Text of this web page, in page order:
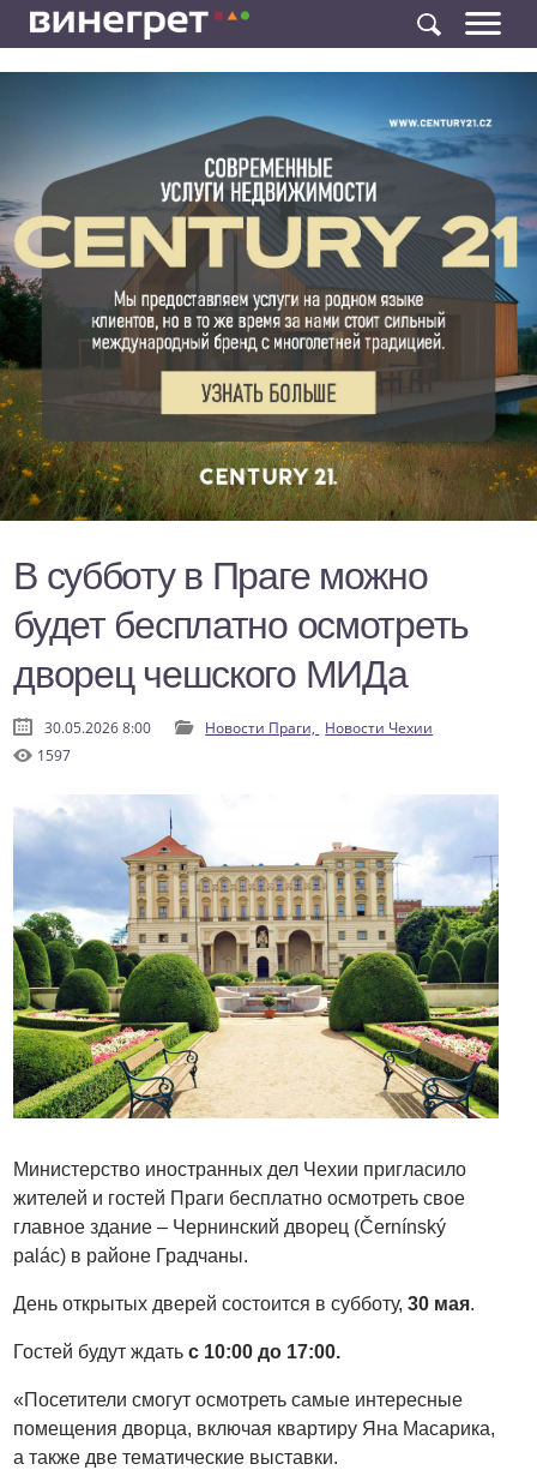
В субботу в Праге можно
будет бесплатно осмотреть
дворец чешского МИДа
30.05.2026 8:00 Новости Праги, Новости Чехии
1597
Министерство иностранных дел Чехии пригласило
жителей и гостей Праги бесплатно осмотреть свое
главное здание – Чернинский дворец (Černínský
palác) в районе Градчаны.
День открытых дверей состоится в субботу,30 мая.
Гостей будут ждатьс 10:00 до 17:00.
«Посетители смогут осмотреть самые интересные
помещения дворца, включая квартиру Яна Масарика,
а также две тематические выставки.